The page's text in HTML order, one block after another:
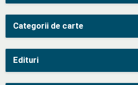
Categorii de carte
Edituri